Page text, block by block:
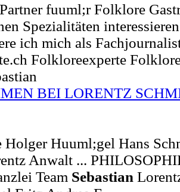
fuuml;r Folklore
Spezialitäten
ich mich als
Folkloreexperte
BEI LORENTZ
Holger Huuml;gel Hans
Anwalt ...
Team Sebastian